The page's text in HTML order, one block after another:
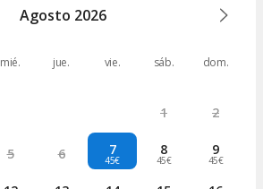
Agosto 2026
mié. jue. vie. sáb. dom.
1 2
5 6 7
45€
8
45€
9
45€